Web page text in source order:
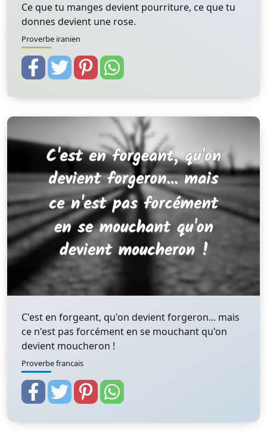
Ce que tu manges devient pourriture, ce que tu
donnes devient une rose.
Proverbe iranien
C'est en forgeant, qu'on devient forgeron... mais
ce n'est pas forcément en se mouchant qu'on
devient moucheron !
Proverbe francais